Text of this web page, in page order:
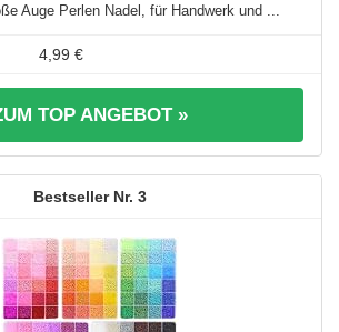
Auge Perlen Nadel, für Handwerk und ...
4,99 €
TOP ANGEBOT »
3